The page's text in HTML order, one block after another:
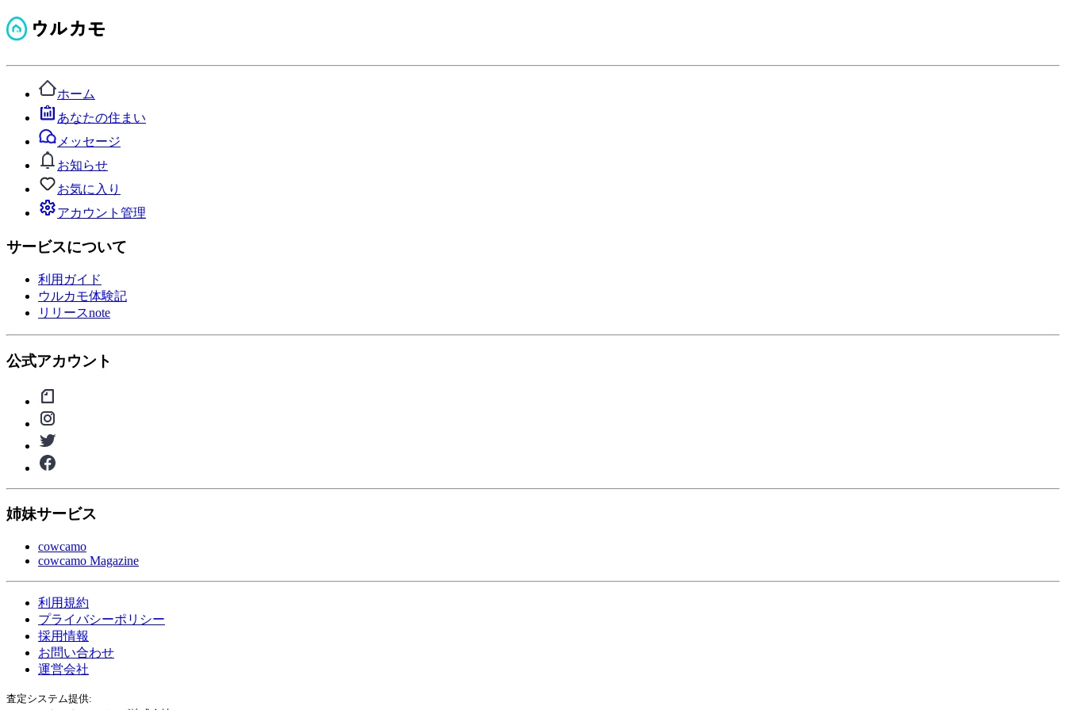
ホーム
あなたの住まい
メッセージ
お知らせ
お気に入り
アカウント管理
サービスについて
利用ガイド
ウルカモ体験記
リリースnote
公式アカウント
姉妹サービス
cowcamo
cowcamo Magazine
利用規約
プライバシーポリシー
採用情報
お問い合わせ
運営会社
査定システム提供: